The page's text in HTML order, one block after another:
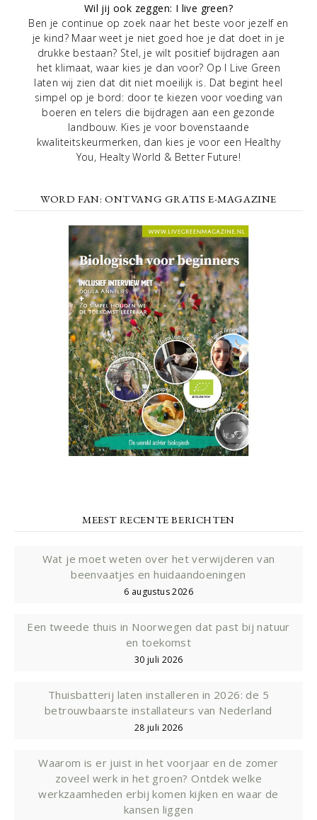
Wil jij ook zeggen: I live green?
Ben je continue op zoek naar het beste voor jezelf en
je kind? Maar weet je niet goed hoe je dat doet in je
drukke bestaan? Stel, je wilt positief bijdragen aan
het klimaat, waar kies je dan voor? Op I Live Green
laten wij zien dat dit niet moeilijk is. Dat begint heel
simpel op je bord: door te kiezen voor voeding van
boeren en telers die bijdragen aan een gezonde
landbouw. Kies je voor bovenstaande
kwaliteitskeurmerken, dan kies je voor een Healthy
You, Healty World & Better Future!
WORD FAN: ONTVANG GRATIS E-MAGAZINE
MEEST RECENTE BERICHTEN
Wat je moet weten over het verwijderen van
beenvaatjes en huidaandoeningen
6 augustus 2026
Een tweede thuis in Noorwegen dat past bij natuur
en toekomst
30 juli 2026
Thuisbatterij laten installeren in 2026: de 5
betrouwbaarste installateurs van Nederland
28 juli 2026
Waarom is er juist in het voorjaar en de zomer
zoveel werk in het groen? Ontdek welke
werkzaamheden erbij komen kijken en waar de
kansen liggen